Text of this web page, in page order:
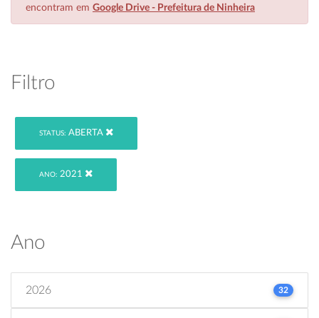
encontram em Google Drive - Prefeitura de Ninheira
Filtro
STATUS: ABERTA
ANO: 2021
Ano
2026 32